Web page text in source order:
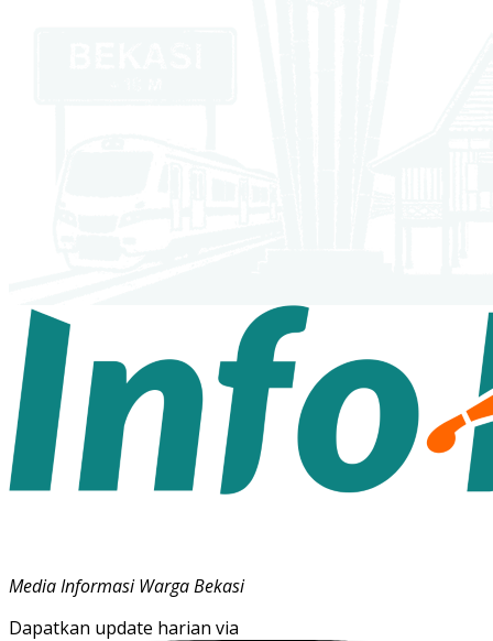
Media Informasi Warga Bekasi
Dapatkan update harian via